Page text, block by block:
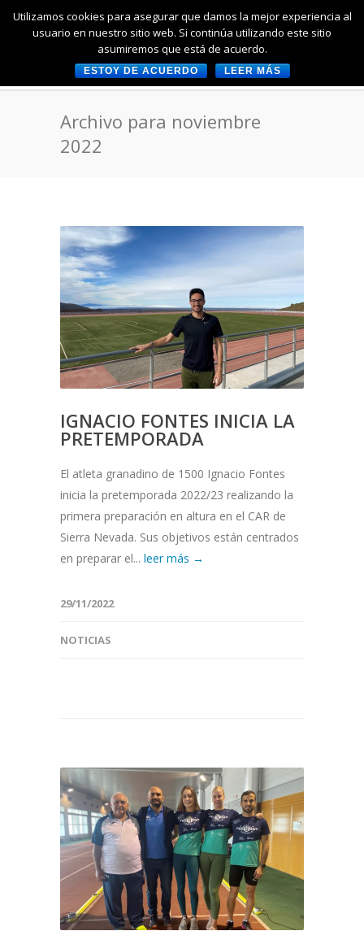
Archivo para noviembre
2022
IGNACIO FONTES INICIA LA
PRETEMPORADA
El atleta granadino de 1500 Ignacio Fontes
inicia la pretemporada 2022/23 realizando la
primera preparación en altura en el CAR de
Sierra Nevada. Sus objetivos están centrados
en preparar el... leer más →
29/11/2022
NOTICIAS
Utilizamos cookies para asegurar que damos la mejor experiencia al
usuario en nuestro sitio web. Si continúa utilizando este sitio
asumiremos que está de acuerdo.
ESTOY DE ACUERDO LEER MÁS